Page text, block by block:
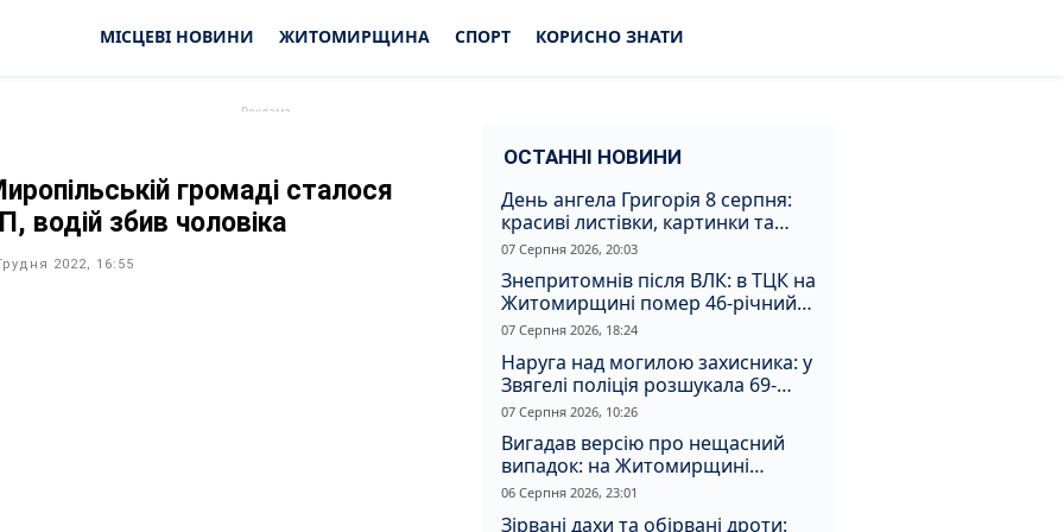
МІСЦЕВІ НОВИНИ ЖИТОМИРЩИНА СПОРТ КОРИСНО ЗНАТИ
громаді сталося
водій збив чоловіка
2022, 16:55
ОСТАННІ НОВИНИ
День ангела Григорія 8 серпня:
красиві листівки, картинки та
душевні привітання
07 Серпня 2026, 20:03
Знепритомнів після ВЛК: в ТЦК на
Житомирщині помер 46-річний
чоловік
07 Серпня 2026, 18:24
Наруга над могилою захисника: у
Звягелі поліція розшукала 69-
річного зловмисника
07 Серпня 2026, 10:26
Вигадав версію про нещасний
випадок: на Житомирщині
судитимуть чоловіка за вбивство
06 Серпня 2026, 23:01
Зірвані дахи та обірвані дроти: